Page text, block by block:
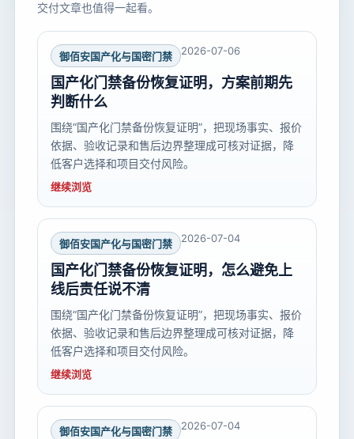
交付文章也值得一起看。
御佰安国产化与国密门禁 2026-07-06
国产化门禁备份恢复证明，方案前期先
判断什么
围绕“国产化门禁备份恢复证明”，把现场事实、报价
依据、验收记录和售后边界整理成可核对证据，降
低客户选择和项目交付风险。
继续浏览
御佰安国产化与国密门禁 2026-07-04
国产化门禁备份恢复证明，怎么避免上
线后责任说不清
围绕“国产化门禁备份恢复证明”，把现场事实、报价
依据、验收记录和售后边界整理成可核对证据，降
低客户选择和项目交付风险。
继续浏览
御佰安国产化与国密门禁 2026-07-04